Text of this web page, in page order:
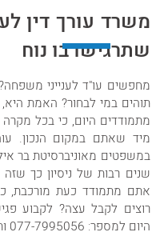
משרד עורך דין
שתרגישו בו נוח
מחפשים עו"ד לענייני
תוהים במי לבחור? האמת
מתמודדים היום, כי בכל מקרה
מיד שאתם במקום הנכון.
במשפטים מאוניברסיטת בר
שנים רבות של ניסיון כך
אתם מתמודד כעת מורכבת,
רוצים לקבל עצה? לקבוע
היום למספר: 077-7995056